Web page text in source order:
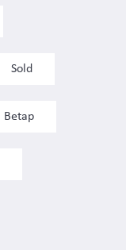
Sold
Betap